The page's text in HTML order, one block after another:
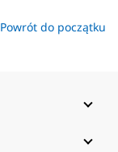
Powrót do początku